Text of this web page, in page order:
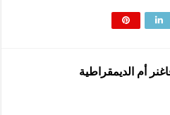
أم الديمقراطية